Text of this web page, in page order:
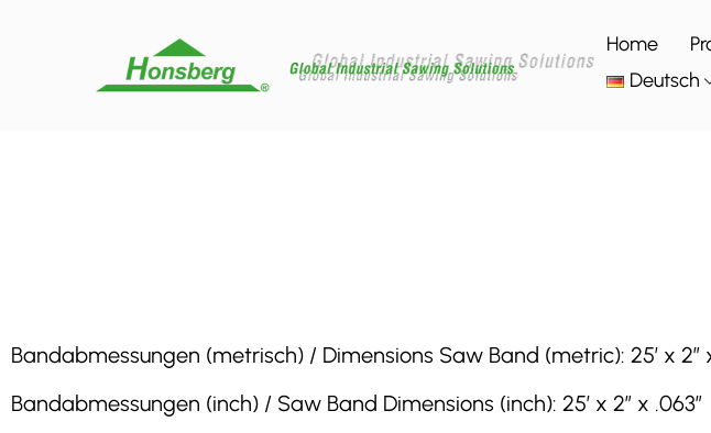
Home
Deutsch
Bandabmessungen (metrisch) / Dimensions Saw Band (metric): 25′ x 2″
Bandabmessungen (inch) / Saw Band Dimensions (inch): 25′ x 2″ x .063″